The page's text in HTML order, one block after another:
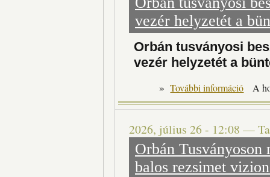
vezér helyzetét a
Orbán tusványosi
vezér helyzetét a
» További információ A
2026, július 26 - 12:08 —
Orbán
balos rezsimet